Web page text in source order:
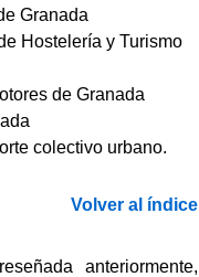
Granada
Hostelería y Turismo
de Granada
colectivo urbano.
Volver al índice
anteriormente,